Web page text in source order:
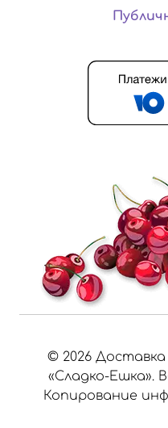
© 2026 Доставка
«Сладко-Ешка».
Копирование